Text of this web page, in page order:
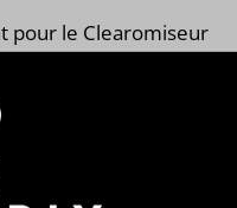
pour le Clearomiseur